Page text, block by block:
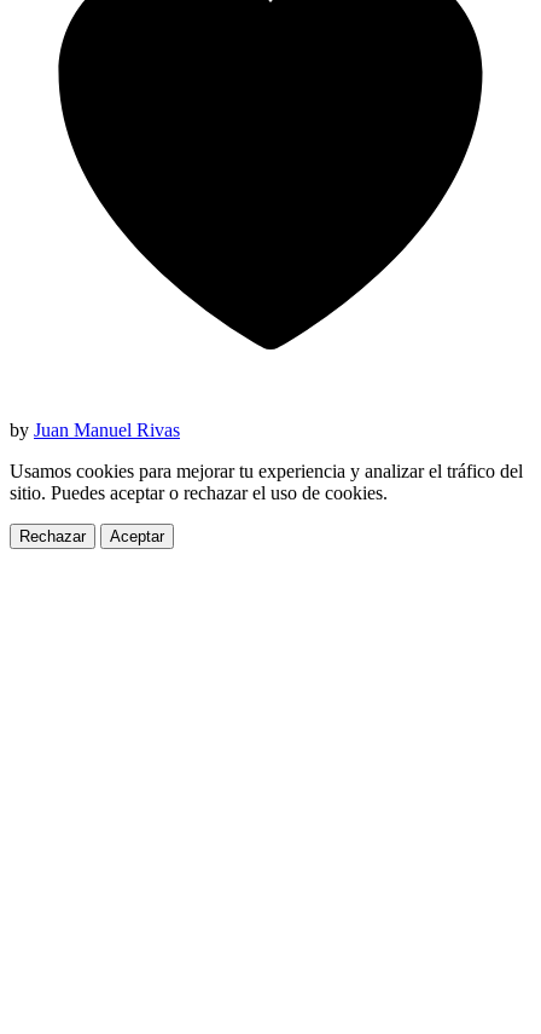
by Juan Manuel Rivas
Usamos cookies para mejorar tu experiencia y analizar el tráfico del
sitio. Puedes aceptar o rechazar el uso de cookies.
Rechazar Aceptar